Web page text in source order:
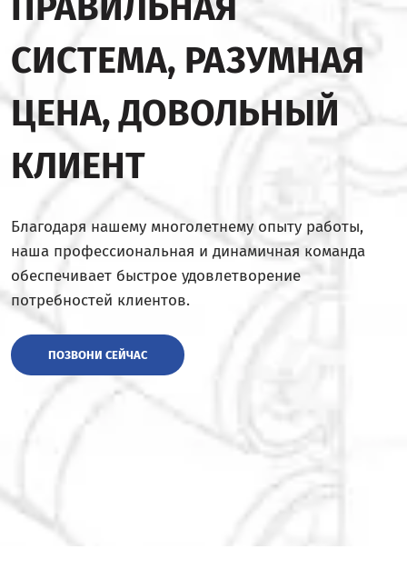
СИСТЕМА, РАЗУМНАЯ
ЦЕНА, ДОВОЛЬНЫЙ
КЛИЕНТ
Благодаря нашему многолетнему опыту работы,
наша профессиональная и динамичная команда
обеспечивает быстрое удовлетворение
потребностей клиентов.
ПОЗВОНИ СЕЙЧАС